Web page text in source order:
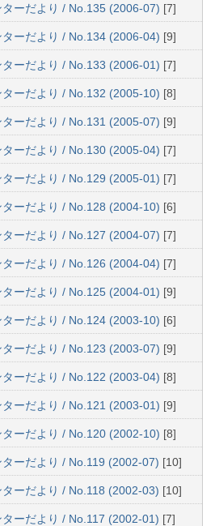
ーだより / No.135 (2006-07) [7]
ーだより / No.134 (2006-04) [9]
ーだより / No.133 (2006-01) [7]
ーだより / No.132 (2005-10) [8]
ーだより / No.131 (2005-07) [9]
ーだより / No.130 (2005-04) [7]
ーだより / No.129 (2005-01) [7]
ーだより / No.128 (2004-10) [6]
ーだより / No.127 (2004-07) [7]
ーだより / No.126 (2004-04) [7]
ーだより / No.125 (2004-01) [9]
ーだより / No.124 (2003-10) [6]
ーだより / No.123 (2003-07) [9]
ーだより / No.122 (2003-04) [8]
ーだより / No.121 (2003-01) [9]
ーだより / No.120 (2002-10) [8]
ーだより / No.119 (2002-07) [10]
ーだより / No.118 (2002-03) [10]
ーだより / No.117 (2002-01) [7]